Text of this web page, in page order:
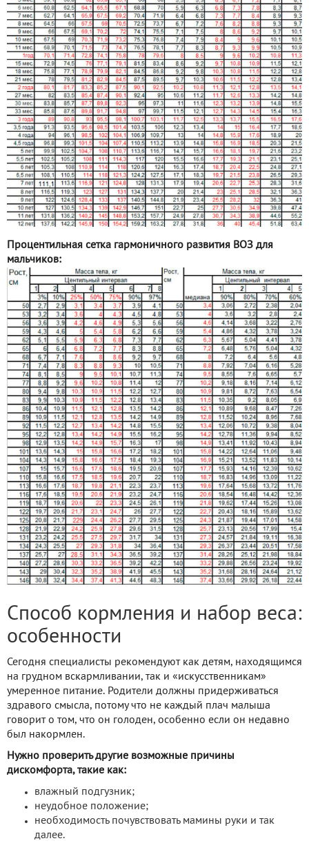
Процентильная сетка гармоничного развития ВОЗ для
мальчиков:
Способ кормления и набор веса:
особенности
Сегодня специалисты рекомендуют как детям, находящимся
на грудном вскармливании, так и «искусственникам»
умеренное питание. Родители должны придерживаться
здравого смысла, потому что не каждый плач малыша
говорит о том, что он голоден, особенно если он недавно
был накормлен.
Нужно проверить другие возможные причины
дискомфорта, такие как:
влажный подгузник;
неудобное положение;
необходимость почувствовать мамины руки и так
далее.